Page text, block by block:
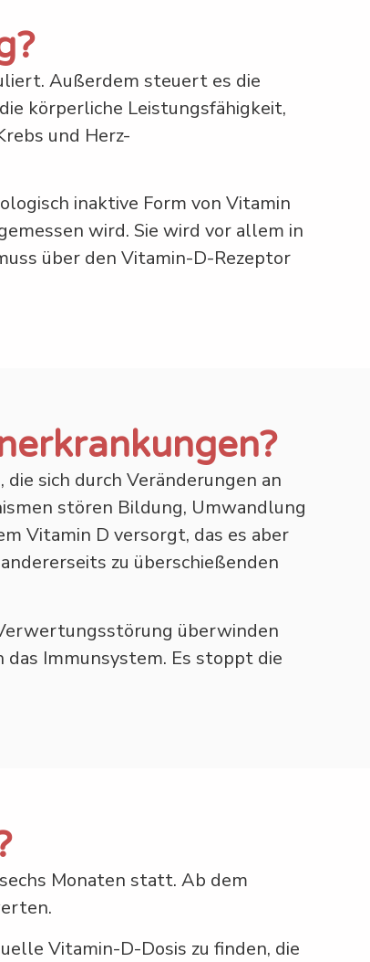
Außerdem steuert es die
körperliche Leistungsfähigkeit,
und Herz-
inaktive Form von Vitamin
wird. Sie wird vor allem in
über den Vitamin-D-Rezeptor
sich durch Veränderungen an
stören Bildung, Umwandlung
Vitamin D versorgt, das es aber
zu überschießenden
überwinden
Immunsystem. Es stoppt die
Monaten statt. Ab dem
Vitamin-D-Dosis zu finden, die